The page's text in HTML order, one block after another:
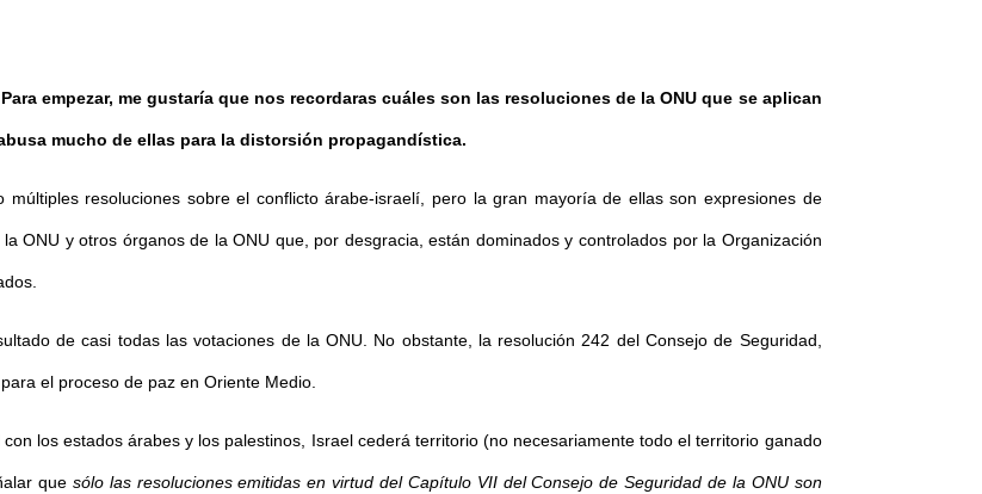
empezar, me gustaría que nos recordaras cuáles son las resoluciones de la ONU que se aplican
mucho de ellas para la distorsión propagandística.
múltiples resoluciones sobre el conflicto árabe-israelí, pero la gran mayoría de ellas son expresiones de
ONU y otros órganos de la ONU que, por desgracia, están dominados y controlados por la Organización
de casi todas las votaciones de la ONU. No obstante, la resolución 242 del Consejo de Seguridad,
el proceso de paz en Oriente Medio.
los estados árabes y los palestinos, Israel cederá territorio (no necesariamente todo el territorio ganado
que sólo las resoluciones emitidas en virtud del Capítulo VII del Consejo de Seguridad de la ONU son